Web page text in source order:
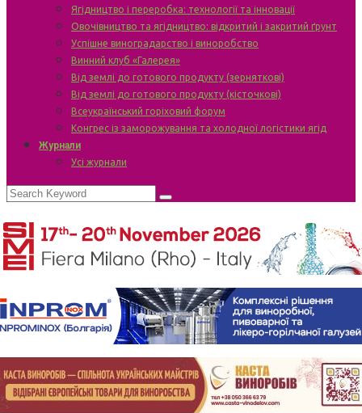
Ягідництво і переробка: технології та інновації
Овочівництво та ягідництво: відкритий і закритий ґрунт
Успішне виноградарство і виноробство
Винний клуб «Галерея»
Від землі до готового продукту (зерняткові)
Від землі до готового продукту (кісточкові)
Всеукраїнський горіховий форум
Конгрес із заморожування та холодної логістики ягід
Журнали
Усі журнали